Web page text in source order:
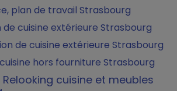
plan de travail Strasbourg
cuisine extérieure Strasbourg
de cuisine extérieure Strasbourg
hors fourniture Strasbourg
Relooking cuisine et meubles